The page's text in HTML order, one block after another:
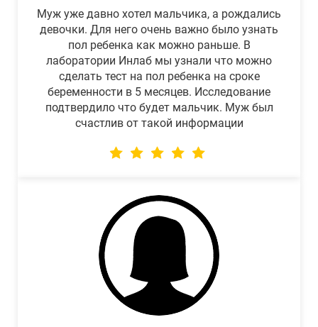
Муж уже давно хотел мальчика, а рождались
девочки. Для него очень важно было узнать
пол ребенка как можно раньше. В
лаборатории Инлаб мы узнали что можно
сделать тест на пол ребенка на сроке
беременности в 5 месяцев. Исследование
подтвердило что будет мальчик. Муж был
счастлив от такой информации